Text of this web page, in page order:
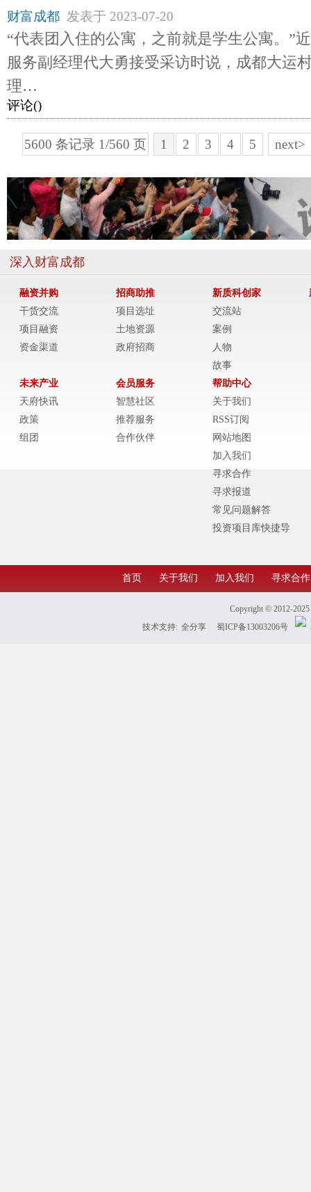
财富成都 发表于 2023-07-20
“代表团入住的公寓，之前就是学生公寓。”
服务副经理代大勇接受采访时说，成都大运
理…
评论()
5600 条记录 1/560 页 1 2 3 4 5 next>
深入财富成都
融资并购
干货交流
项目融资
资金渠道
招商助推
项目选址
土地资源
政府招商
新质科创家
交流站
案例
人物
故事
未来产业
天府快讯
政策
组团
会员服务
智慧社区
推荐服务
合作伙伴
帮助中心
关于我们
RSS订阅
网站地图
加入我们
寻求合作
寻求报道
常见问题解答
投资项目库快捷导
首页 关于我们 加入我们 寻求合作
Copyright © 2012-2025
技术支持: 全分享 蜀ICP备13003206号